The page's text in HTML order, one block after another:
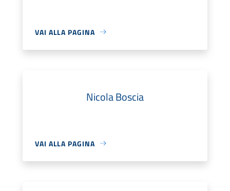
VAI ALLA PAGINA
Nicola Boscia
VAI ALLA PAGINA